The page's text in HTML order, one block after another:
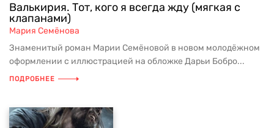
Валькирия. Тот, кого я всегда жду (мягкая с
клапанами)
Мария Семёнова
Знаменитый роман Марии Семёновой в новом молодёжном
оформлении с иллюстрацией на обложке Дарьи Бобро...
ПОДРОБНЕЕ